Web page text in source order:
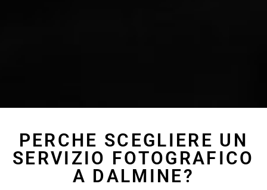
PERCHE SCEGLIERE UN
SERVIZIO FOTOGRAFICO
A DALMINE?